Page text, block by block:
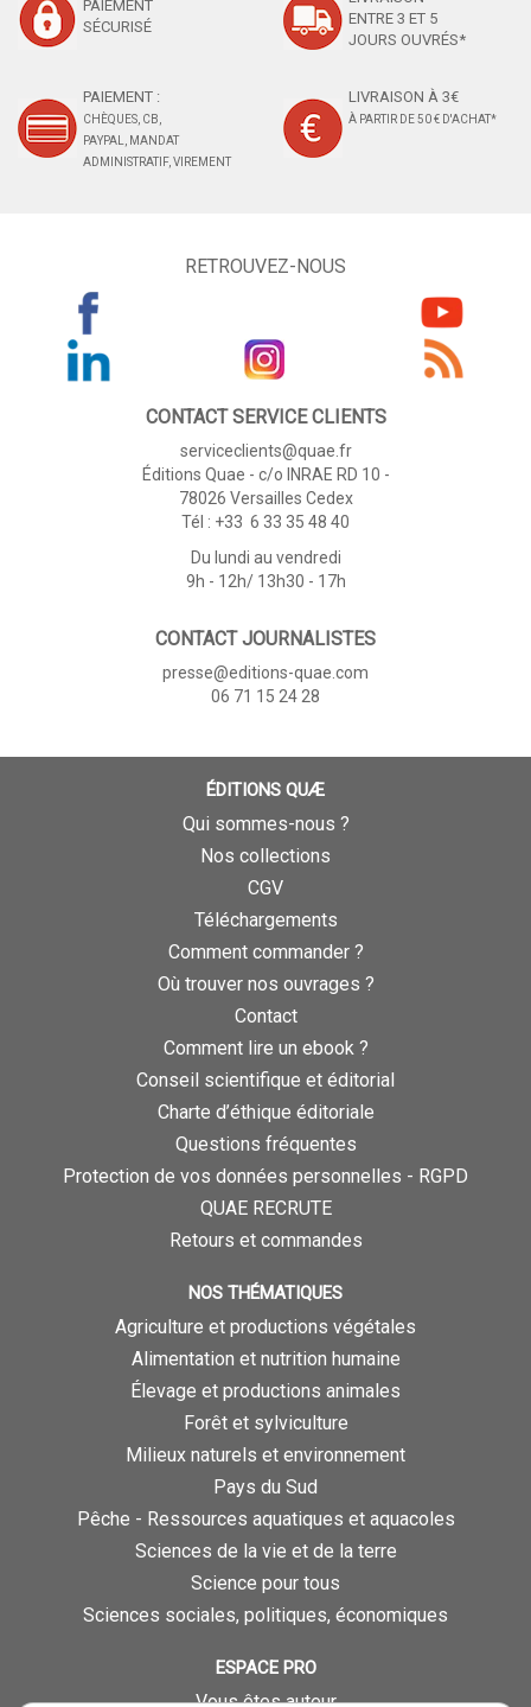
PAIEMENT
SÉCURISÉ
ENTRE 3 ET 5
JOURS OUVRÉS*
PAIEMENT :
CHÈQUES, CB,
PAYPAL, MANDAT
ADMINISTRATIF, VIREMENT
LIVRAISON À 3€
À PARTIR DE 50 € D'ACHAT*
RETROUVEZ-NOUS
CONTACT SERVICE CLIENTS
serviceclients@quae.fr
Éditions Quae - c/o INRAE RD 10 -
78026 Versailles Cedex
Tél : +33 6 33 35 48 40
Du lundi au vendredi
9h - 12h/ 13h30 - 17h
CONTACT JOURNALISTES
presse@editions-quae.com
06 71 15 24 28
ÉDITIONS QUÆ
Qui sommes-nous ?
Nos collections
CGV
Téléchargements
Comment commander ?
Où trouver nos ouvrages ?
Contact
Comment lire un ebook ?
Conseil scientifique et éditorial
Charte d’éthique éditoriale
Questions fréquentes
Protection de vos données personnelles - RGPD
QUAE RECRUTE
Retours et commandes
NOS THÉMATIQUES
Agriculture et productions végétales
Alimentation et nutrition humaine
Élevage et productions animales
Forêt et sylviculture
Milieux naturels et environnement
Pays du Sud
Pêche - Ressources aquatiques et aquacoles
Sciences de la vie et de la terre
Science pour tous
Sciences sociales, politiques, économiques
ESPACE PRO
Vous êtes auteur